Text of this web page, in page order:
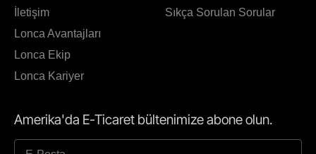
İletişim
Lonca Avantajları
Lonca Ekip
Lonca Kariyer
Sıkça Sorulan Sorular
Amerika'da E-Ticaret bültenimize abone olun.